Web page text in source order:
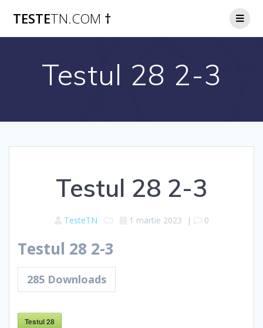
TESTETN.COM †
Testul 28 2-3
Testul 28 2-3
TesteTN 1 martie 2023 | 0
Testul 28 2-3
285 Downloads
Testul 28